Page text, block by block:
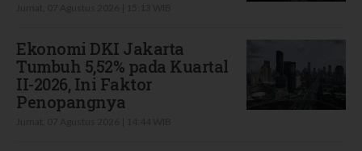
Ekonomi DKI Jakarta
Tumbuh 5,52% pada Kuartal
II-2026, Ini Faktor
Penopangnya